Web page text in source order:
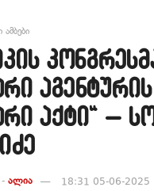
აგენტურის
აქტი“ –
ალია 18:31 05-06-2025